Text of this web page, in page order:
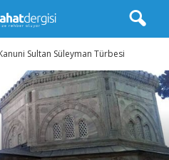
Sultan Süleyman Türbesi